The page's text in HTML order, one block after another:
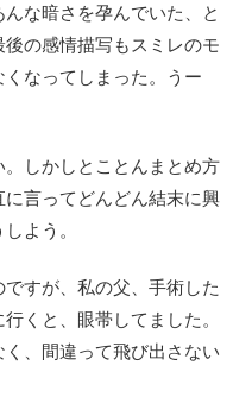
な暗さを孕んでいた、と
の感情描写もスミレのモ
なってしまった。うー
しかしとことんまとめ方
言ってどんどん結末に興
よう。
すが、私の父、手術した
くと、眼帯してました。
、間違って飛び出さない